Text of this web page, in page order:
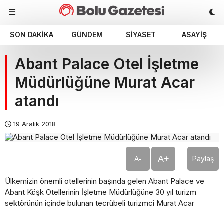
SON DAKIKA GÜNDEM SIYASET ASAYIŞ
Abant Palace Otel İşletme
Müdürlüğüne Murat Acar
atandı
19 Aralık 2018
A- A+ Paylaş
Ülkemizin önemli otellerinin başında gelen Abant Palace ve
Abant Köşk Otellerinin İşletme Müdürlüğüne 30 yıl turizm
sektörünün içinde bulunan tecrübeli turizmci Murat Acar